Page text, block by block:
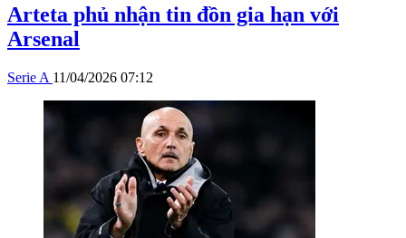
Arteta phủ nhận tin đồn gia hạn với
Arsenal
Serie A 11/04/2026 07:12